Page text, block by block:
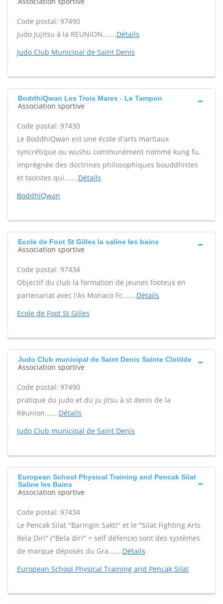
Code postal: 97490
Judo Jujitsu à la REUNION.......Détails
Judo Club Municipal de Saint Denis
BoddhiQwan Les Trois Mares - Le Tampon
Association sportive
Code postal: 97430
Le BoddhiQwan est une école d'arts martiaux
syncrétique ou wushu communément nommé kung fu,
imprégnée des doctrines philosophiques bouddhistes
et taoistes qui.......Détails
BoddhiQwan
Ecole de Foot St Gilles la saline les bains
Association sportive
Code postal: 97434
Objectif du club la formation de jeunes footeux en
partenariat avec l'As Monaco Fc.......Détails
Ecole de Foot St Gilles
Judo Club municipal de Saint Denis Sainte Clotilde
Association sportive
Code postal: 97490
pratique du judo et du ju jitsu à st denis de la
Réunion.......Détails
Judo Club municipal de Saint Denis
European School Physical Training and Pencak Silat
Saline les Bains
Association sportive
Code postal: 97434
Le Pencak Silat "Baringin Sakti" et le "Silat Fighting Arts
Bela Diri" ("Bela diri" = self défence) sont des systèmes
de marque déposés du Gra.......Détails
European School Physical Training and Pencak Silat